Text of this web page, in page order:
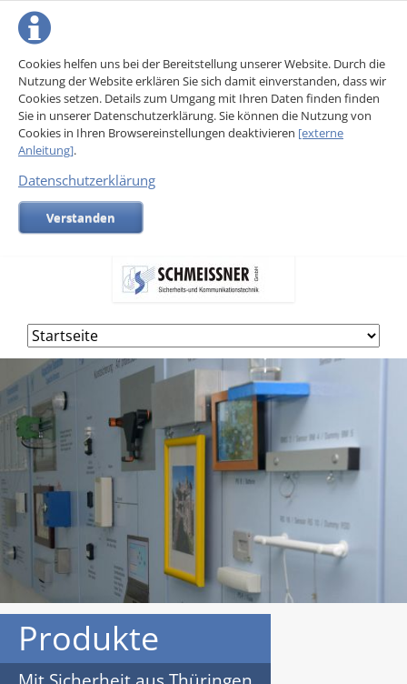
Cookies helfen uns bei der Bereitstellung unserer Website. Durch die
Nutzung der Website erklären Sie sich damit einverstanden, dass wir
Cookies setzen. Details zum Umgang mit Ihren Daten finden finden
Sie in unserer Datenschutzerklärung. Sie können die Nutzung von
Cookies in Ihren Browsereinstellungen deaktivieren [externe
Anleitung].
Datenschutzerklärung
Verstanden
Navigation
überspringen
Produkte